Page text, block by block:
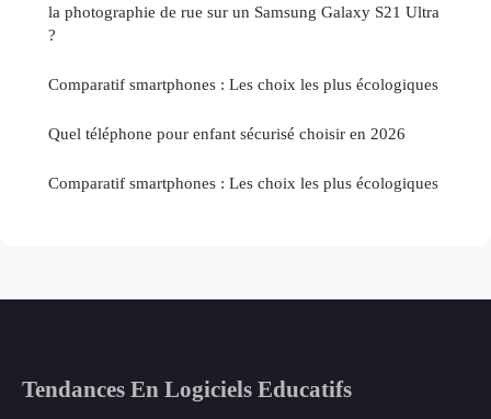
la photographie de rue sur un Samsung Galaxy S21 Ultra
?
Comparatif smartphones : Les choix les plus écologiques
Quel téléphone pour enfant sécurisé choisir en 2026
Comparatif smartphones : Les choix les plus écologiques
Tendances En Logiciels Educatifs